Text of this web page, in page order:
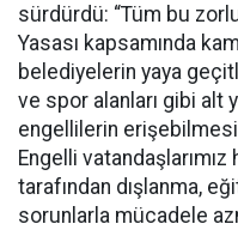
sürdürdü: “Tüm bu
Yasası kapsamında
belediyelerin yaya
ve spor alanları gibi alt
engellilerin
Engelli
tarafından dışlanma,
sorunlarla mücadele